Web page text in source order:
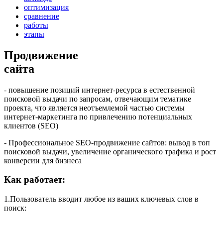
оптимизация
сравнение
работы
этапы
Продвижение
сайта
- повышение позиций интернет-ресурса в естественной
поисковой выдачи по запросам, отвечающим тематике
проекта, что является неотъемлемой частью системы
интернет-маркетинга по привлечению потенциальных
клиентов (SEO)
- Профессиональное SEO-продвижение сайтов: вывод в топ
поисковой выдачи, увеличение органического трафика и рост
конверсии для бизнеса
Как работает:
1.Пользователь вводит любое из ваших ключевых слов в
поиск: